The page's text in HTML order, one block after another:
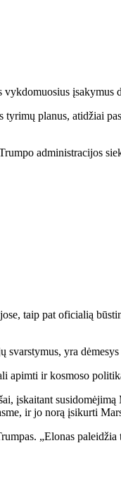
įsakymus
tyrimų planus, atidžiai
administracijos
taip pat oficialią
svarstymus, yra
apimti ir kosmoso
įskaitant
ir jo norą įsikurti
„Elonas